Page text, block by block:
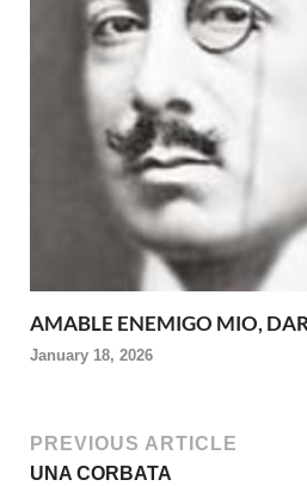
AMABLE ENEMIGO MIO,
January 18, 2026
PREVIOUS ARTICLE
UNA CORBATA